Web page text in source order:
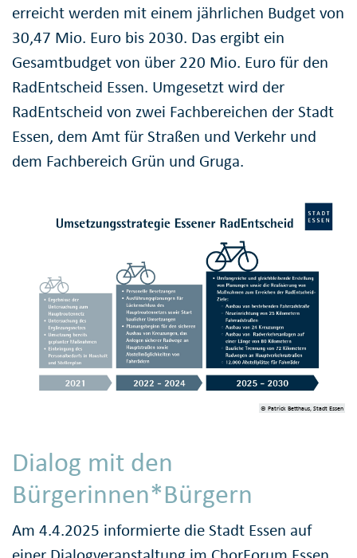
erreicht werden mit einem jährlichen Budget von
30,47 Mio. Euro bis 2030. Das ergibt ein
Gesamtbudget von über 220 Mio. Euro für den
RadEntscheid Essen. Umgesetzt wird der
RadEntscheid von zwei Fachbereichen der Stadt
Essen, dem Amt für Straßen und Verkehr und
dem Fachbereich Grün und Gruga.
© Patrick Betthaus, Stadt Essen
Dialog mit den
Bürgerinnen*Bürgern
Am 4.4.2025 informierte die Stadt Essen auf